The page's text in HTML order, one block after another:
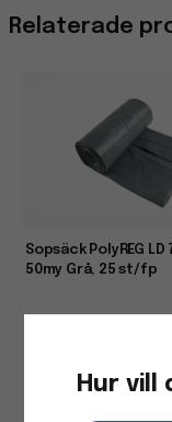
Relaterade
Sopsäck PolyREG LD
50my Grå, 25 st/fp
Hur vill